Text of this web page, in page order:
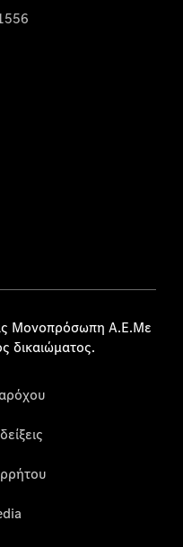
Μονοπρόσωπη Α.Ε.Με
δικαιώματος.